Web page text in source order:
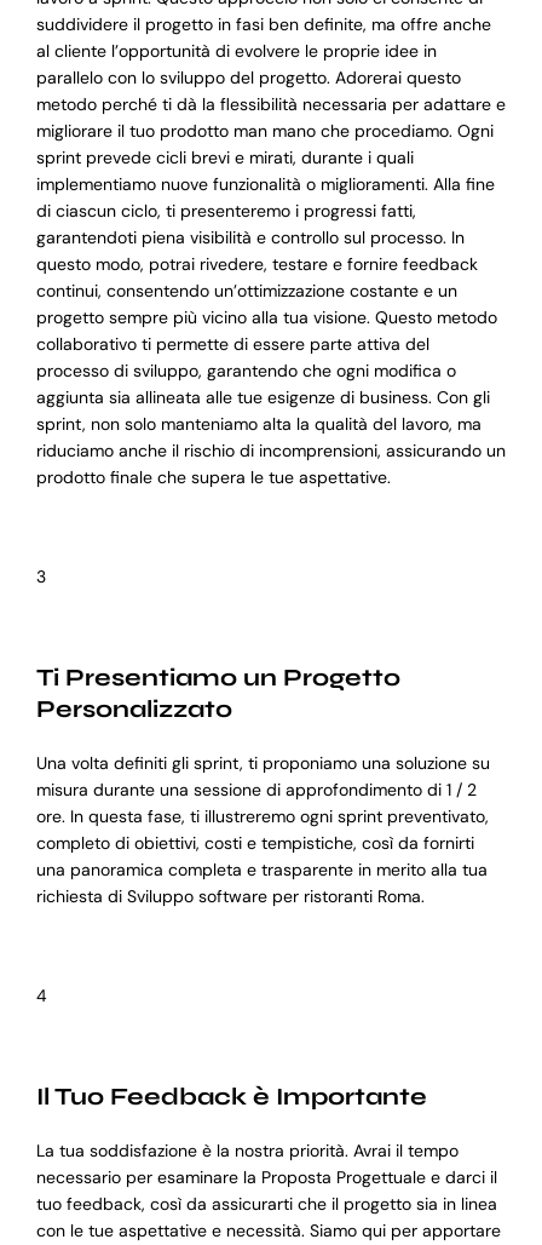
suddividere il progetto in fasi ben definite, ma offre anche
al cliente l’opportunità di evolvere le proprie idee in
parallelo con lo sviluppo del progetto. Adorerai questo
metodo perché ti dà la flessibilità necessaria per adattare e
migliorare il tuo prodotto man mano che procediamo. Ogni
sprint prevede cicli brevi e mirati, durante i quali
implementiamo nuove funzionalità o miglioramenti. Alla fine
di ciascun ciclo, ti presenteremo i progressi fatti,
garantendoti piena visibilità e controllo sul processo. In
questo modo, potrai rivedere, testare e fornire feedback
continui, consentendo un’ottimizzazione costante e un
progetto sempre più vicino alla tua visione. Questo metodo
collaborativo ti permette di essere parte attiva del
processo di sviluppo, garantendo che ogni modifica o
aggiunta sia allineata alle tue esigenze di business. Con gli
sprint, non solo manteniamo alta la qualità del lavoro, ma
riduciamo anche il rischio di incomprensioni, assicurando un
prodotto finale che supera le tue aspettative.
3
Ti Presentiamo un Progetto
Personalizzato
Una volta definiti gli sprint, ti proponiamo una soluzione su
misura durante una sessione di approfondimento di 1 / 2
ore. In questa fase, ti illustreremo ogni sprint preventivato,
completo di obiettivi, costi e tempistiche, così da fornirti
una panoramica completa e trasparente in merito alla tua
richiesta di Sviluppo software per ristoranti Roma.
4
Il Tuo Feedback è Importante
La tua soddisfazione è la nostra priorità. Avrai il tempo
necessario per esaminare la Proposta Progettuale e darci il
tuo feedback, così da assicurarti che il progetto sia in linea
con le tue aspettative e necessità. Siamo qui per apportare